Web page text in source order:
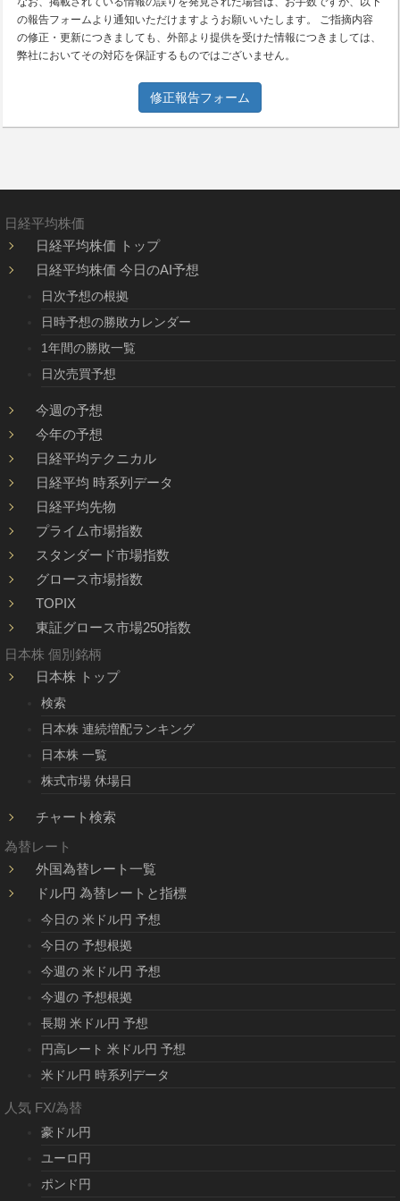
の報告フォームより通知いただけますようお願いいたします。 ご指摘内容
の修正・更新につきましても、外部より提供を受けた情報につきましては、
弊社においてその対応を保証するものではございません。
修正報告フォーム
日経平均株価
日経平均株価 トップ
日経平均株価 今日のAI予想
日次予想の根拠
日時予想の勝敗カレンダー
1年間の勝敗一覧
日次売買予想
今週の予想
今年の予想
日経平均テクニカル
日経平均 時系列データ
日経平均先物
プライム市場指数
スタンダード市場指数
グロース市場指数
TOPIX
東証グロース市場250指数
日本株 個別銘柄
日本株 トップ
検索
日本株 連続増配ランキング
日本株 一覧
株式市場 休場日
チャート検索
為替レート
外国為替レート一覧
ドル円 為替レートと指標
今日の 米ドル円 予想
今日の 予想根拠
今週の 米ドル円 予想
今週の 予想根拠
長期 米ドル円 予想
円高レート 米ドル円 予想
米ドル円 時系列データ
人気 FX/為替
豪ドル円
ユーロ円
ポンド円